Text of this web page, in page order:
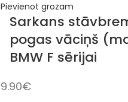
Pievienot grozam
Sarkans
pogas vāciņš
BMW F sērijai
9.90€